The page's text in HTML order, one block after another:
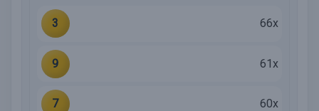
3 66x
9 61x
7 60x